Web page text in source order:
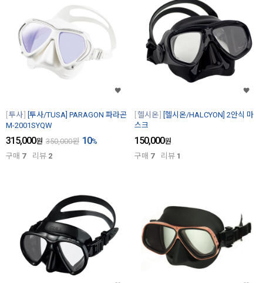
투사
[투사/TUSA] PARAGON 파라곤
M-2001SYQW
315,000원 350,000원 10%
구매 7 리뷰 2
헬시온
[헬시온/HALCYON] 2안식 마
스크
150,000원
구매 7 리뷰 1